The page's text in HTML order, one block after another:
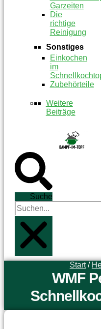
Garzeiten
Die
richtige
Reinigung
Sonstiges
Einkochen
im
Zubehörteile
Weitere
Beiträge
Suche
Start/
WMF